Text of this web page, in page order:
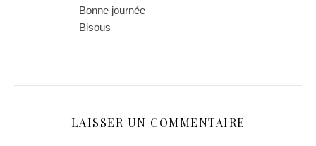
Bonne journée
Bisous
LAISSER UN COMMENTAIRE